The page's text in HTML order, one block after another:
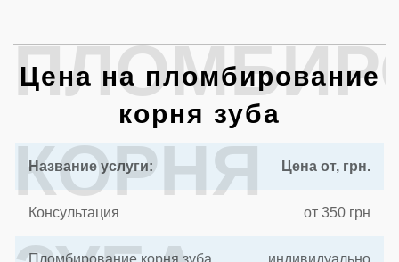
КОРНЯ
Цена на пломбирование
корня зуба
Название услуги: Цена от, грн.
Консультация от 350 грн